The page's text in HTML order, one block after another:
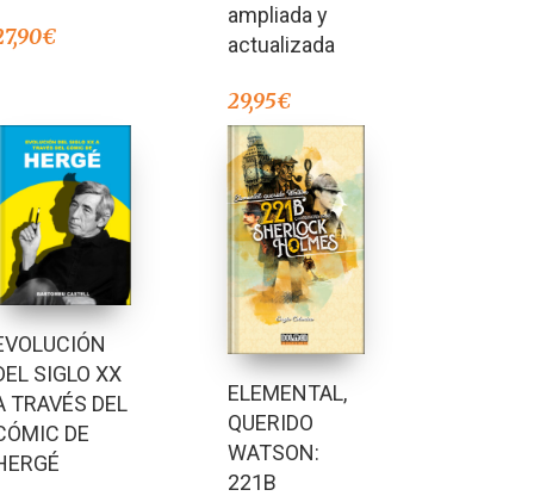
€
ampliada y
actualizada
29,95€
SIGLO XX
TRAVÉS DEL
DE
ELEMENTAL,
QUERIDO
WATSON:
221B